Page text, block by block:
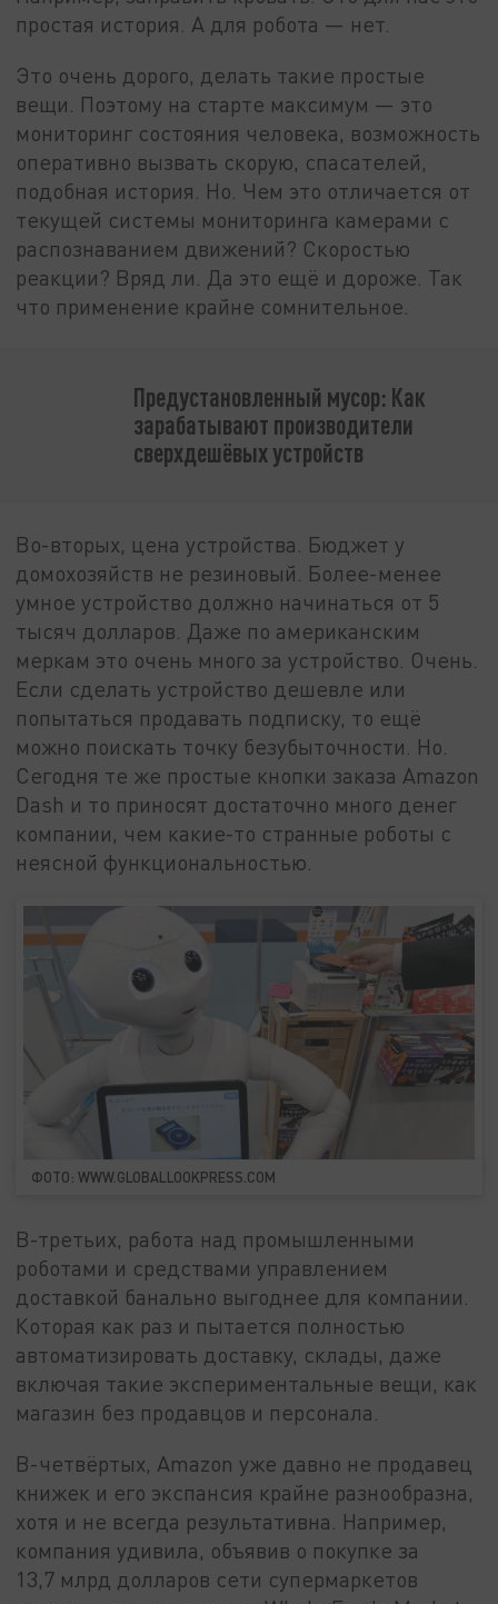
простая история. А для робота — нет.
Это очень дорого, делать такие простые
вещи. Поэтому на старте максимум — это
мониторинг состояния человека, возможность
оперативно вызвать скорую, спасателей,
подобная история. Но. Чем это отличается от
текущей системы мониторинга камерами с
распознаванием движений? Скоростью
реакции? Вряд ли. Да это ещё и дороже. Так
что применение крайне сомнительное.
Предустановленный мусор: Как
зарабатывают производители
сверхдешёвых устройств
Во-вторых, цена устройства. Бюджет у
домохозяйств не резиновый. Более-менее
умное устройство должно начинаться от 5
тысяч долларов. Даже по американским
меркам это очень много за устройство. Очень.
Если сделать устройство дешевле или
попытаться продавать подписку, то ещё
можно поискать точку безубыточности. Но.
Сегодня те же простые кнопки заказа Amazon
Dash и то приносят достаточно много денег
компании, чем какие-то странные роботы с
неясной функциональностью.
ФОТО: WWW.GLOBALLOOKPRESS.COM
В-третьих, работа над промышленными
роботами и средствами управлением
доставкой банально выгоднее для компании.
Которая как раз и пытается полностью
автоматизировать доставку, склады, даже
включая такие экспериментальные вещи, как
магазин без продавцов и персонала.
В-четвёртых, Amazon уже давно не продавец
книжек и его экспансия крайне разнообразна,
хотя и не всегда результативна. Например,
компания удивила, объявив о покупке за
13,7 млрд долларов сети супермаркетов